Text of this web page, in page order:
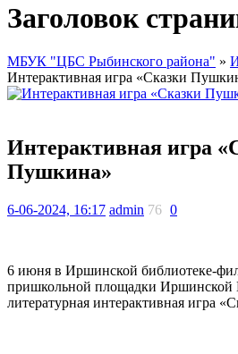
Заголовок
МБУК "ЦБС Рыбинского района" »
Интерактивная игра «Сказки
Интерактивная игра
Пушкина»
6-06-2024, 16:17 admin 76 0
6 июня в Иршинской библиотеке-
пришкольной площадки
литературная интерактивная игра